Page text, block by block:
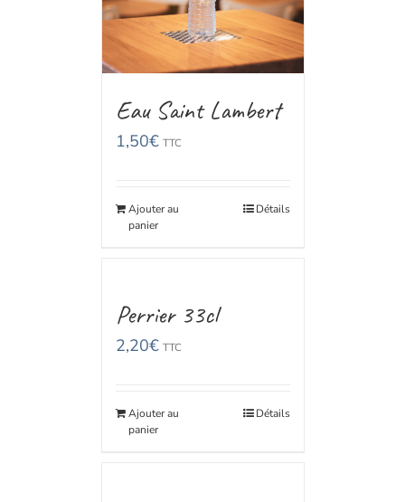
Eau Saint Lambert
1,50€ TTC
Ajouter au
panier
Détails
Perrier 33cl
2,20€ TTC
Ajouter au
panier
Détails